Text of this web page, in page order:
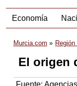
Economía
Murcia.com
El origen